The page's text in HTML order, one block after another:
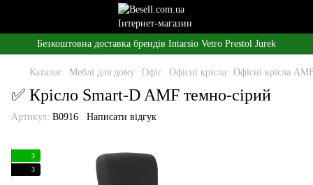
Безкоштовна доставка брендів Intarsio Vetro Prestol Jurek
Каталог Меблі для дому Офіс Офісні крісла Офісні крісла
✅ Крісло Smart-D AMF темно-сірий
Артикул: B0916 Написати відгук
3
3